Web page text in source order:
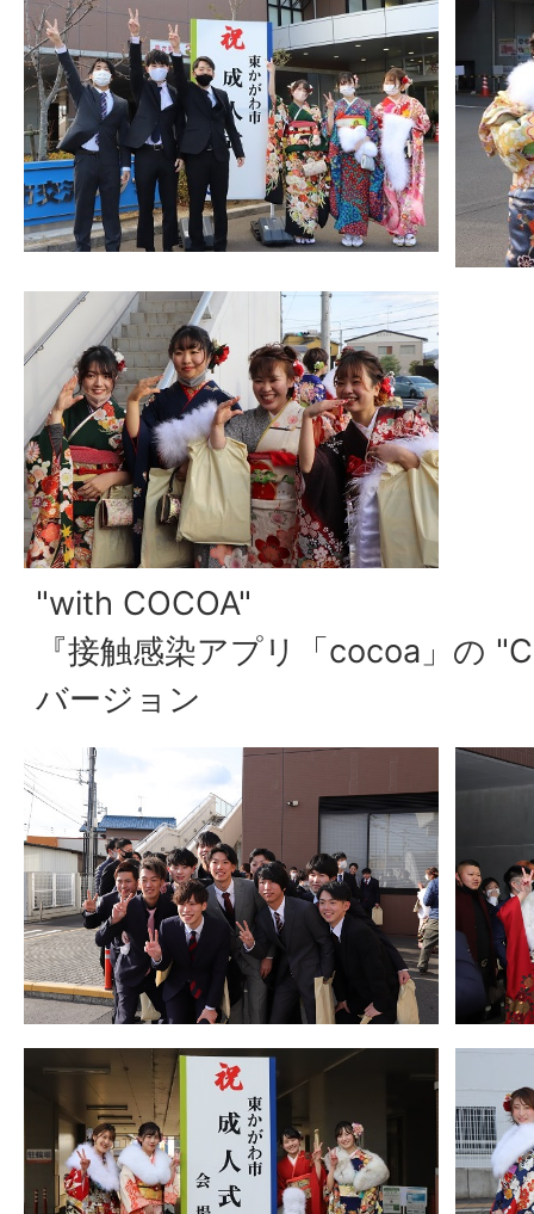
"with COCOA"
『接触感染アプリ「cocoa」の
バージョン